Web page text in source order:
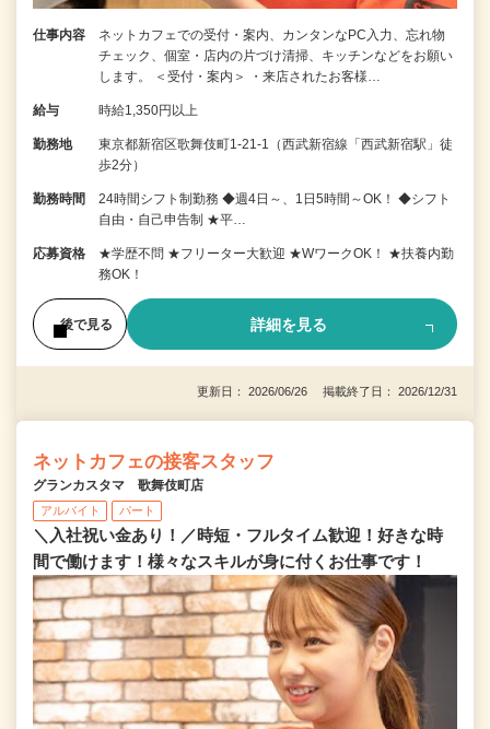
仕事内容
ネットカフェでの受付・案内、カンタンなPC入力、忘れ物
チェック、個室・店内の片づけ清掃、キッチンなどをお願い
します。 ＜受付・案内＞ ・来店されたお客様…
給与 時給1,350円以上
勤務地
東京都新宿区歌舞伎町1-21-1（西武新宿線「西武新宿駅」徒
歩2分）
勤務時間
24時間シフト制勤務 ◆週4日～、1日5時間～OK！ ◆シフト
自由・自己申告制 ★平…
応募資格
★学歴不問 ★フリーター大歓迎 ★WワークOK！ ★扶養内勤
務OK！
後で見る 詳細を見る
更新日： 2026/06/26 掲載終了日： 2026/12/31
ネットカフェの接客スタッフ
グランカスタマ 歌舞伎町店
アルバイト パート
＼入社祝い金あり！／時短・フルタイム歓迎！好きな時
間で働けます！様々なスキルが身に付くお仕事です！